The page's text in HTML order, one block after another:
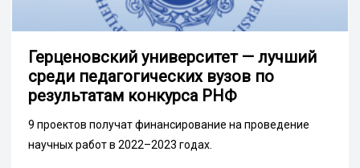
Герценовский университет — лучший
среди педагогических вузов по
результатам конкурса РНФ
9 проектов получат финансирование на проведение
научных работ в 2022–2023 годах.